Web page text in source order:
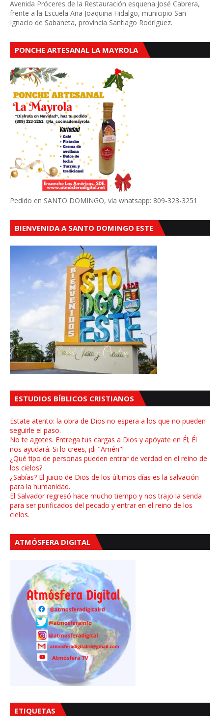
Avenida Próceres de la Restauración esquena José Cabrera,
frente a la Escuela Ana Joaquina Hidalgo, municipio San
Ignacio de Sabaneta, provincia Santiago Rodríguez.
PONCHE ARTESANAL LA MAYROLA
Pedido en SANTO DOMINGO, vía whatsapp: 809-323-3251
BIENVENIDA A SANTO DOMINGO ESTE
ESTUDIOS BÍBLICOS CRISTIANOS
Estate atento: la obra de Dios no espera a los que no pueden
seguirle el paso.
No te agotes. Entrega tus cargas a Dios y apóyate en Él; Él
nos ayudará. Si lo crees, ¡di "Amén"!
¿Qué tipo de personas pueden entrar de verdad en el reino de
los cielos?
¿Sabías? El juicio de Dios de los últimos días es la salvación
para la humanidad.
El Salvador regresó hace mucho tiempo y nos trajo la senda
para ser purificados del pecado y entrar en el reino de los
cielos.
ATMÓSFERA DIGITAL
ETIQUETAS